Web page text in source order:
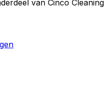
van Cinco Cleaning